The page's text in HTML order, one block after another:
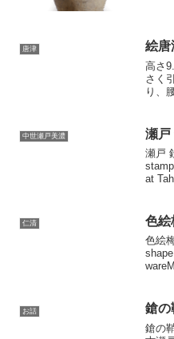
唐津 絵唐
高さ
さく
り、
その
中世瀬戸美濃 瀬戸
瀬戸
at
仁清 色絵
色絵
お話 鎗の
鎗の